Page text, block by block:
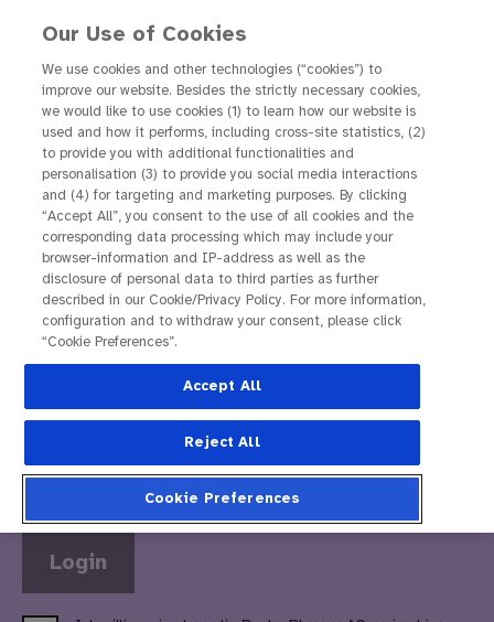
Zugang zu Meine Therapie
Liebe Patientin, lieber Patient,
Informationen über ein verschreibungspflichtiges
Medikament dürfen nur Personen angeboten
werden, die dieses Medikament erhalten. Bitte
geben Sie hier das Passwort ein, das Sie von
Informationen über Ihr Roche-Medikament.
Our Use of Cookies
We use cookies and other technologies (“cookies”) to
improve our website. Besides the strictly necessary cookies,
we would like to use cookies (1) to learn how our website is
used and how it performs, including cross-site statistics, (2)
to provide you with additional functionalities and
personalisation (3) to provide you social media interactions
and (4) for targeting and marketing purposes. By clicking
“Accept All”, you consent to the use of all cookies and the
corresponding data processing which may include your
browser-information and IP-address as well as the
disclosure of personal data to third parties as further
described in our Cookie/Privacy Policy. For more information,
configuration and to withdraw your consent, please click
“Cookie Preferences”.
Cookie Preferences
Reject All
Accept All